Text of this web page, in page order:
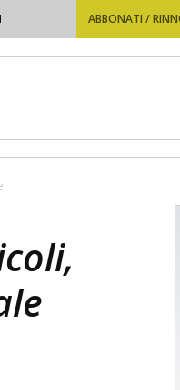
ABBONATI /